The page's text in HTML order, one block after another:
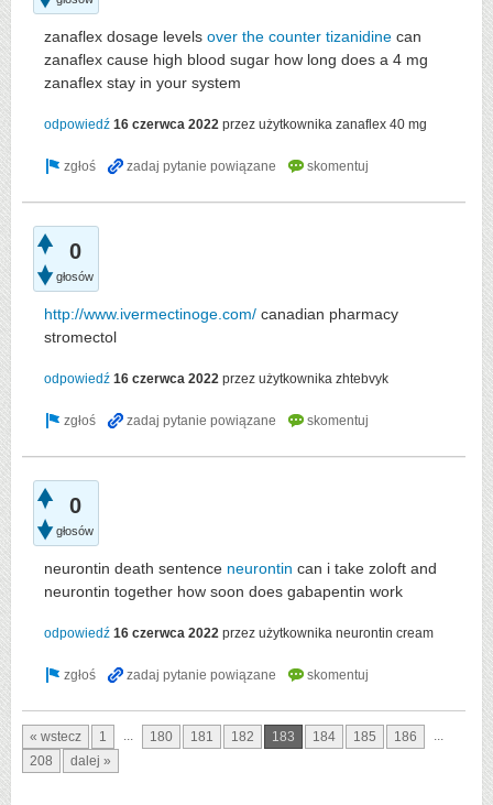
zanaflex dosage levels over the counter tizanidine can
zanaflex cause high blood sugar how long does a 4 mg
zanaflex stay in your system
odpowiedź 16 czerwca 2022 przez użytkownika zanaflex 40 mg
0
głosów
http://www.ivermectinoge.com/ canadian pharmacy
stromectol
odpowiedź 16 czerwca 2022 przez użytkownika zhtebvyk
0
głosów
neurontin death sentence neurontin can i take zoloft and
neurontin together how soon does gabapentin work
odpowiedź 16 czerwca 2022 przez użytkownika neurontin cream
« wstecz 1 ... 180 181 182 183 184 185 186
...
208
dalej »